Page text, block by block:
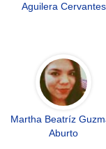
Aguilera Cervantes
Martha Beatríz
Aburto